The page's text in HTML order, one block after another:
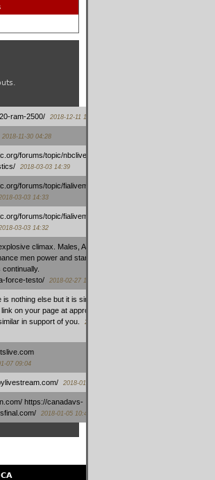
ram-2500/ 2018-12-11 15:42
2018-11-30 04:28
forums/topic/nbcliveamerican-
2018-03-03 14:39
forums/topic/fialivemexico-
03-03 14:33
forums/topic/fialivemexico-
03-03 14:32
climax. Males, Alpha force
men power and stamina, are
force-testo/
2018-02-27 14:08
nothing else but it is simply
on your page at appropriate
in support of you.
2018-01-28
07 09:04
2018-01-06 13:08
https://canadavs-
2018-01-05 10:44